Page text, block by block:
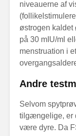
niveauerne af
østrogen kaldet
på 30 mIU/ml
menstruation i
Andre
Selvom
tilgængelige, er
være dyre. Da